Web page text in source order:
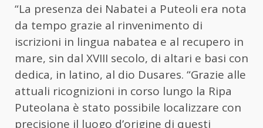
“La presenza dei Nabatei a Puteoli era nota
da tempo grazie al rinvenimento di
iscrizioni in lingua nabatea e al recupero in
mare, sin dal XVIII secolo, di altari e basi con
dedica, in latino, al dio Dusares. “Grazie alle
attuali ricognizioni in corso lungo la Ripa
Puteolana è stato possibile localizzare con
precisione il luogo d’origine di questi